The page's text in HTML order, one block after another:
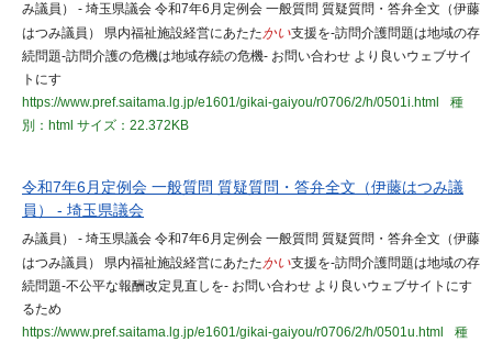
み議員） - 埼玉県議会 令和7年6月定例会 一般質問 質疑質問・答弁全文（伊藤
はつみ議員） 県内福祉施設経営にあたたかい支援を-訪問介護問題は地域の存
続問題-訪問介護の危機は地域存続の危機- お問い合わせ より良いウェブサイ
トにす
https://www.pref.saitama.lg.jp/e1601/gikai-gaiyou/r0706/2/h/0501i.html
種
別：html サイズ：22.372KB
令和7年6月定例会 一般質問 質疑質問・答弁全文（伊藤はつみ議
員） - 埼玉県議会
み議員） - 埼玉県議会 令和7年6月定例会 一般質問 質疑質問・答弁全文（伊藤
はつみ議員） 県内福祉施設経営にあたたかい支援を-訪問介護問題は地域の存
続問題-不公平な報酬改定見直しを- お問い合わせ より良いウェブサイトにす
るため
https://www.pref.saitama.lg.jp/e1601/gikai-gaiyou/r0706/2/h/0501u.html
種